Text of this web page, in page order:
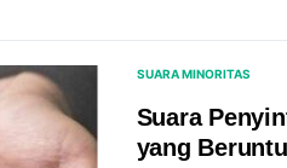
SUARA MINORITAS
Suara
yang